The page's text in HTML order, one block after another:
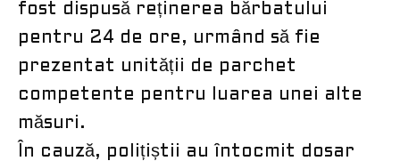
fost dispusă reținerea bărbatului
pentru 24 de ore, urmând să fie
prezentat unității de parchet
competente pentru luarea unei alte
măsuri.
În cauză, polițiștii au întocmit dosar